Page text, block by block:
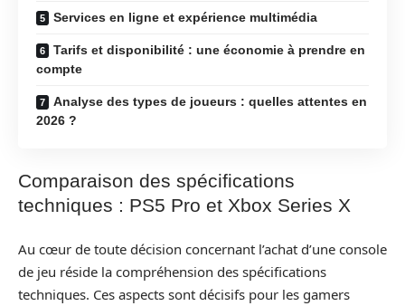
Services en ligne et expérience multimédia
Tarifs et disponibilité : une économie à prendre en
compte
Analyse des types de joueurs : quelles attentes en
2026 ?
Comparaison des spécifications
techniques : PS5 Pro et Xbox Series X
Au cœur de toute décision concernant l’achat d’une console
de jeu réside la compréhension des spécifications
techniques. Ces aspects sont décisifs pour les gamers